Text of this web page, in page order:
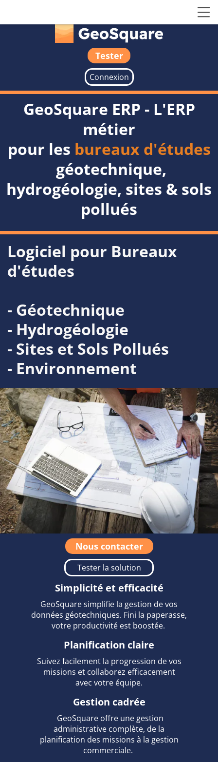
Tester
Connexion
GeoSquare ERP - L'ERP
métier
pour les bureaux d'études
géotechnique,
hydrogéologie, sites & sols
pollués
Logiciel pour Bureaux
d'études
- Géotechnique
- Hydrogéologie
- Sites et Sols Pollués
- Environnement
Nous contacter
Tester la solution
Simplicité et efficacité
GeoSquare simplifie la gestion de vos
données géotechniques. Fini la paperasse,
votre productivité est boostée.
Planification claire
Suivez facilement la progression de vos
missions et collaborez efficacement
avec votre équipe.
Gestion cadrée
GeoSquare offre une gestion
administrative complète, de la
planification des missions à la gestion
commerciale.